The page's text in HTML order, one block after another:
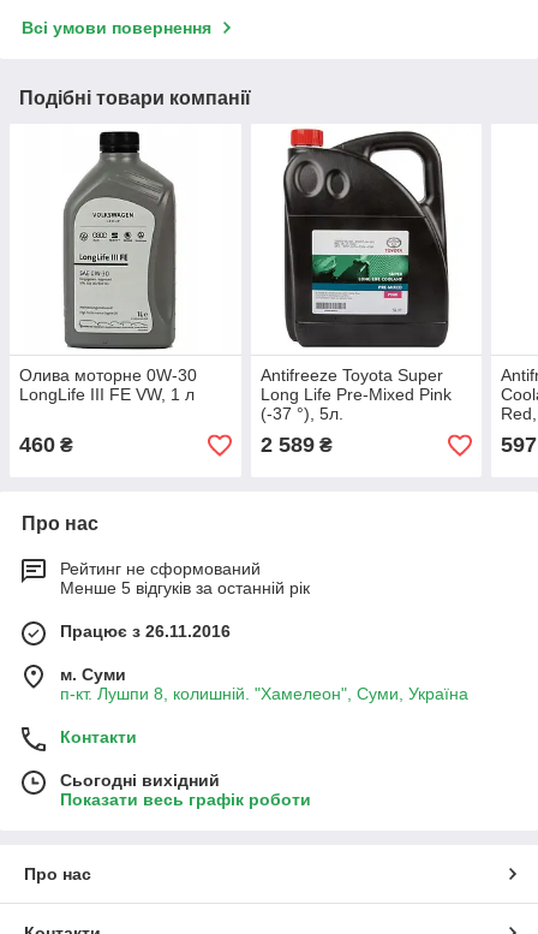
Всі умови повернення
Подібні товари компанії
Олива моторне 0W-30
LongLife III FE VW, 1 л
460 ₴
Antifreeze Toyota Super
Long Life Pre-Mixed Pink
(-37 °), 5л.
2 589₴ 597
Про нас
Рейтинг не сформований
Менше 5 відгуків за останній рік
Працює з 26.11.2016
м. Суми
п-кт. Лушпи 8, колишній. "Хамелеон", Суми, Україна
Контакти
Сьогодні вихідний
Показати весь графік роботи
Про нас